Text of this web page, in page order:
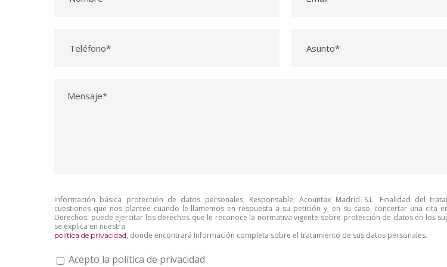
Información básica protección de datos personales; Responsable: Acountax Madrid S.L. Finalidad del
cuestiones que nos plantee cuando le llamemos en respuesta a su petición y, en su caso, concertar una cita
Derechos: puede ejercitar los derechos que le reconoce la normativa vigente sobre protección de datos en los
se explica en nuestra
política de privacidad, donde encontrará Información completa sobre el tratamiento de sus datos personales.
Acepto la política de privacidad